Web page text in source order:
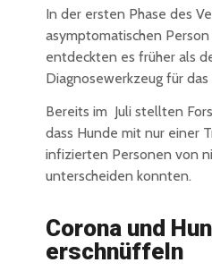
In der ersten Phase des
asymptomatischen
entdeckten es früher als
Diagnosewerkzeug für
Bereits im Juli stellten
dass Hunde mit nur einer
infizierten Personen von
unterscheiden konnten.
Corona und
erschnüffeln